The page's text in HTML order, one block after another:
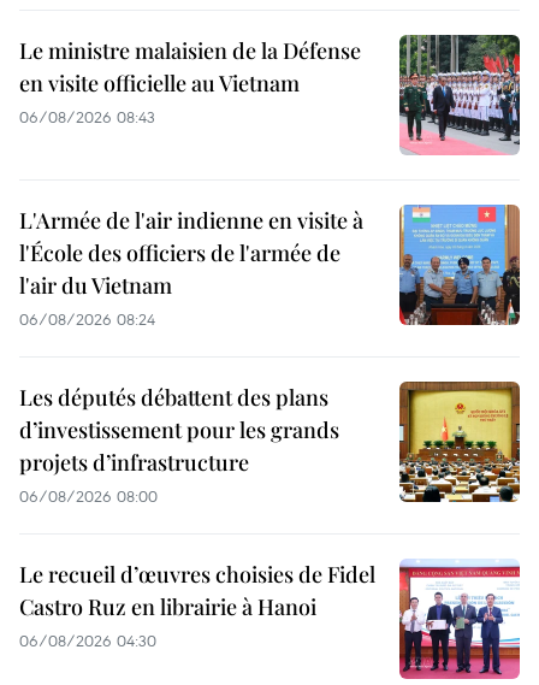
Le ministre malaisien de la Défense
en visite officielle au Vietnam
06/08/2026 08:43
L'Armée de l'air indienne en visite à
l'École des officiers de l'armée de
l'air du Vietnam
06/08/2026 08:24
Les députés débattent des plans
d’investissement pour les grands
projets d’infrastructure
06/08/2026 08:00
Le recueil d’œuvres choisies de Fidel
Castro Ruz en librairie à Hanoi
06/08/2026 04:30